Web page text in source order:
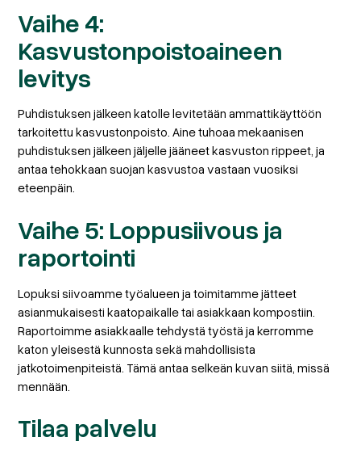
Vaihe 4:
Kasvustonpoistoaineen
levitys
Puhdistuksen jälkeen katolle levitetään ammattikäyttöön
tarkoitettu kasvustonpoisto. Aine tuhoaa mekaanisen
puhdistuksen jälkeen jäljelle jääneet kasvuston rippeet, ja
antaa tehokkaan suojan kasvustoa vastaan vuosiksi
eteenpäin.
Vaihe 5: Loppusiivous ja
raportointi
Lopuksi siivoamme työalueen ja toimitamme jätteet
asianmukaisesti kaatopaikalle tai asiakkaan kompostiin.
Raportoimme asiakkaalle tehdystä työstä ja kerromme
katon yleisestä kunnosta sekä mahdollisista
jatkotoimenpiteistä. Tämä antaa selkeän kuvan siitä, missä
mennään.
Tilaa palvelu